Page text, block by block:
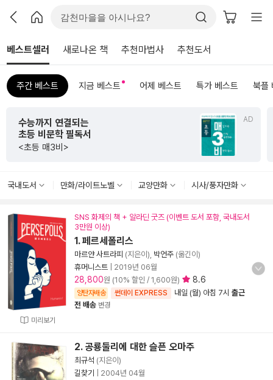
베스트셀러 새로나온 책 추천마법사 추천도서
주간 베스트 지금 베스트 어제 베스트 특가 베스트 북플
AD
수능까지 연결되는
초등 비문학 필독서
<초등 매3비>
국내도서 만화/라이트노벨 교양만화 시사/풍자만화
미리보기
SNS 화제의 책 + 알라딘 굿즈 (이벤트 도서 포함, 국내도서
3만원 이상)
1. 페르세폴리스
마르얀 사트라피 (지은이), 박언주 (옮긴이)
휴머니스트
2019년 06월
28,800원 (10% 할인 / 1,600원) 8.6
양탄자배송 썬데이 EXPRESS 내일 (월) 아침 7시 출근
전 배송 변경
2. 공룡둘리에 대한 슬픈 오마주
최규석 (지은이)
길찾기
2004년 04월